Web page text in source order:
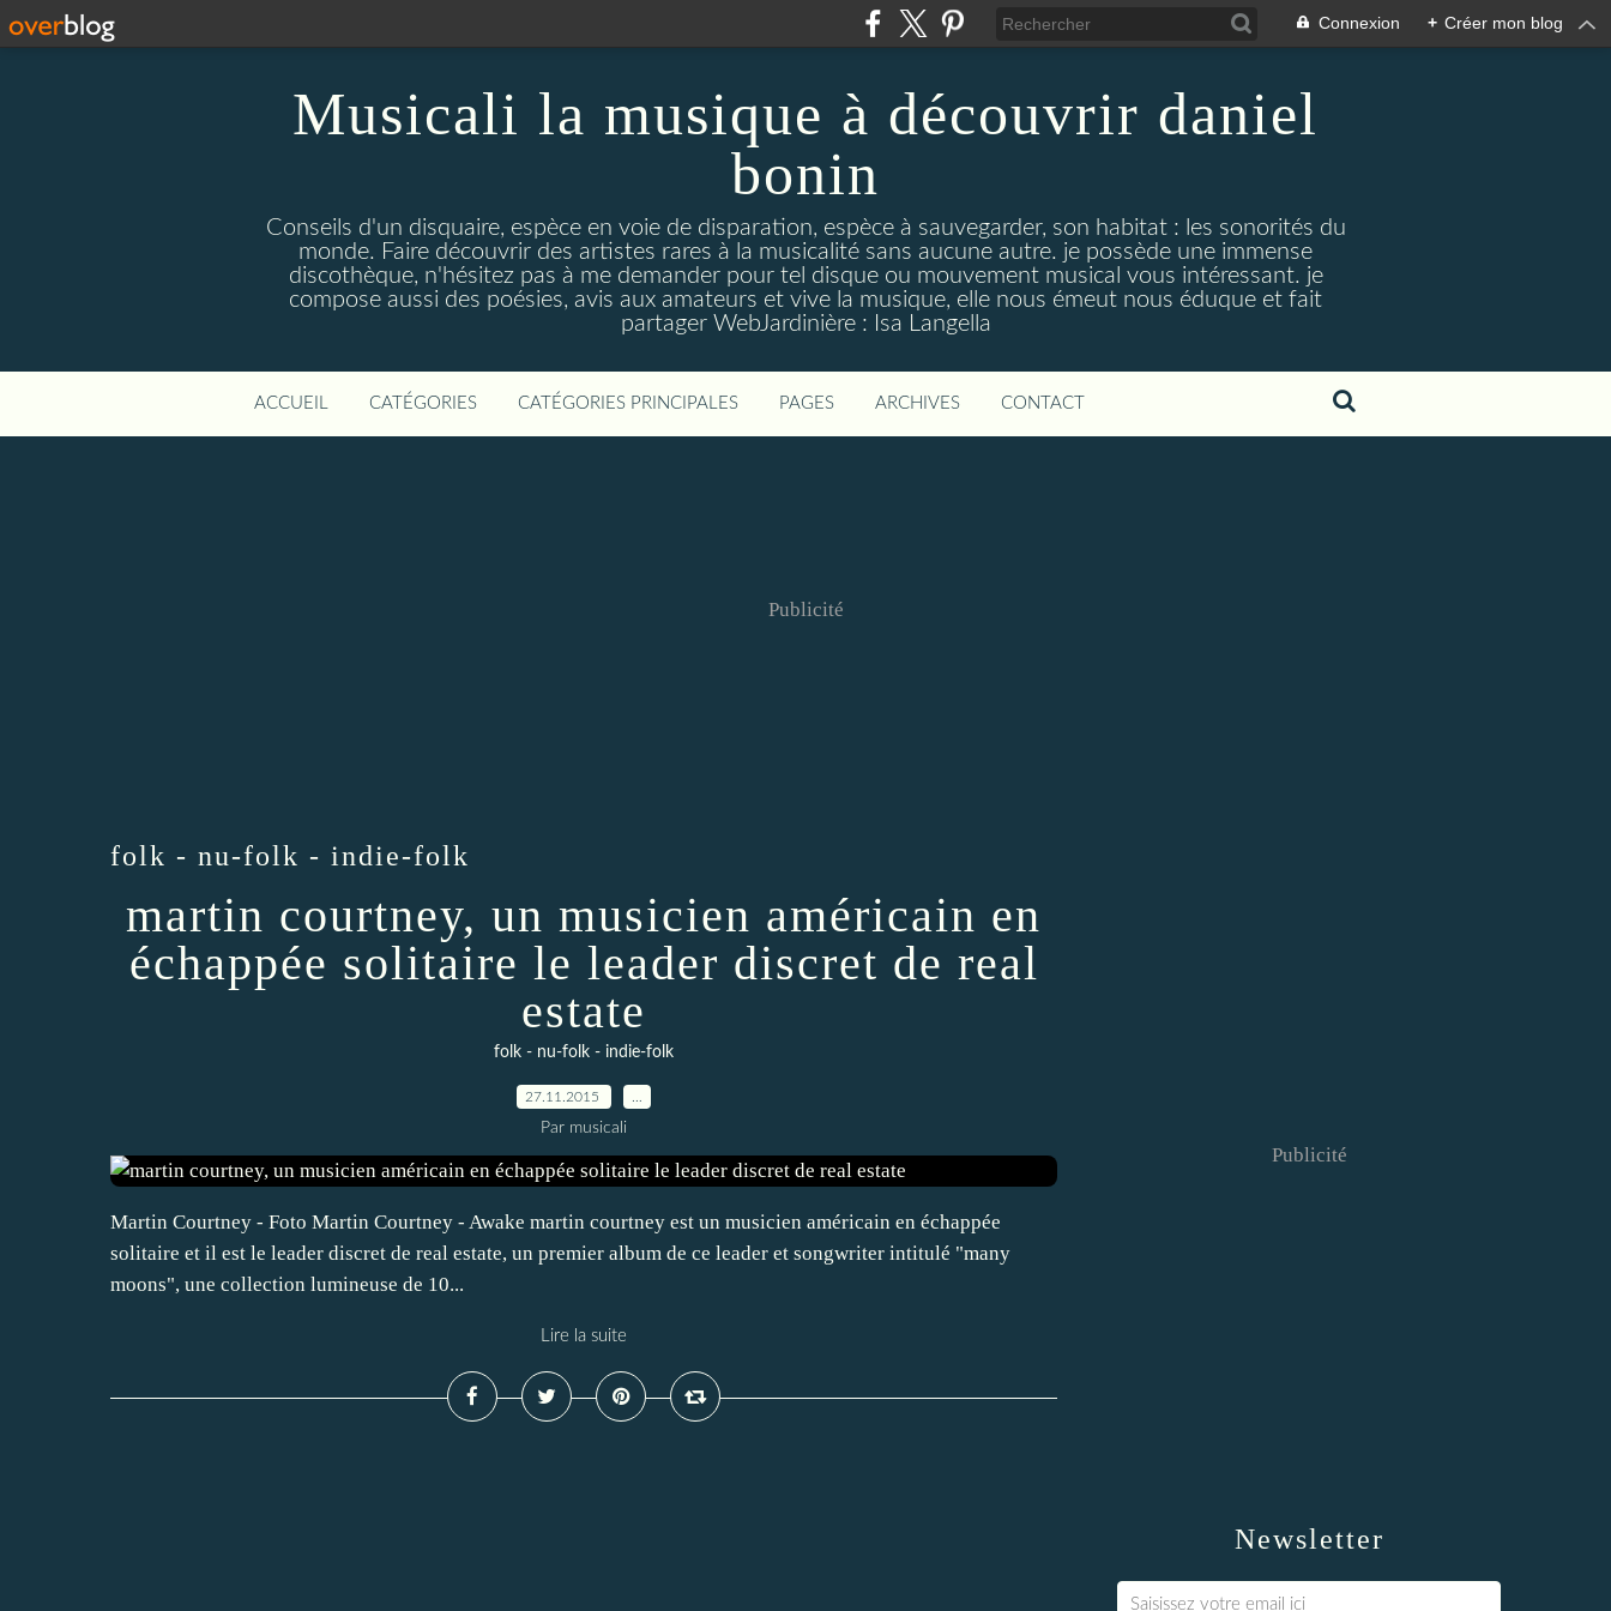
Connexion + Créer mon blog
Musicali la musique à découvrir daniel
bonin
Conseils d'un disquaire, espèce en voie de disparation, espèce à sauvegarder, son habitat : les sonorités du
monde. Faire découvrir des artistes rares à la musicalité sans aucune autre. je possède une immense
discothèque, n'hésitez pas à me demander pour tel disque ou mouvement musical vous intéressant. je
compose aussi des poésies, avis aux amateurs et vive la musique, elle nous émeut nous éduque et fait
partager WebJardinière : Isa Langella
ACCUEIL CATÉGORIES CATÉGORIES PRINCIPALES PAGES ARCHIVES CONTACT
Publicité
folk - nu-folk - indie-folk
martin courtney, un musicien américain en
échappée solitaire le leader discret de real
estate
folk - nu-folk - indie-folk
27.11.2015
Par musicali
Martin Courtney - Foto Martin Courtney - Awake martin courtney est un musicien américain en échappée
solitaire et il est le leader discret de real estate, un premier album de ce leader et songwriter intitulé "many
moons", une collection lumineuse de 10...
Lire la suite
Newsletter
Publicité